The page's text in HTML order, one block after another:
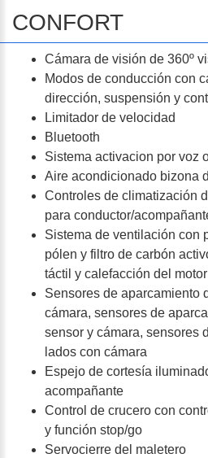
CONFORT
Cámara de visión de 360º
Modos de conducción con
dirección, suspensión y
Limitador de velocidad
Bluetooth
Sistema activacion por voz
Aire acondicionado bizona
Controles de climatización
para conductor/
Sistema de ventilación con
pólen y filtro de carbón
táctil y calefacción del motor
Sensores de aparcamiento
cámara, sensores de
sensor y cámara, sensores
lados con cámara
Espejo de cortesía
acompañante
Control de crucero con
y función stop/go
Servocierre del maletero